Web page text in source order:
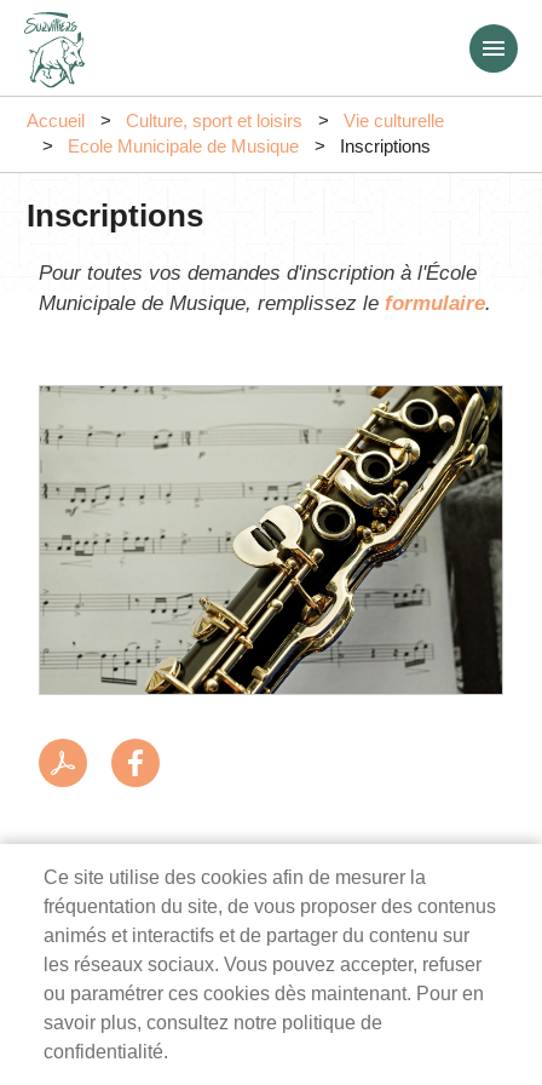
Accueil Culture, sport et loisirs
Vie culturelle
Ecole Municipale de Musique
Inscriptions
Inscriptions
Pour toutes vos demandes d'inscription à l'École
Municipale de Musique, remplissez leformulaire.
Ce site utilise des cookies afin de mesurer la
fréquentation du site, de vous proposer des contenus
animés et interactifs et de partager du contenu sur
les réseaux sociaux. Vous pouvez accepter, refuser
ou paramétrer ces cookies dès maintenant. Pour en
savoir plus, consultez notre politique de
confidentialité.
Mairie de Survilliers
3 rue de la Liberté
95470 Survilliers
Tél. 01 34 68 26 00